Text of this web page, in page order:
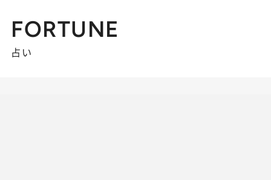
FORTUNE
占い